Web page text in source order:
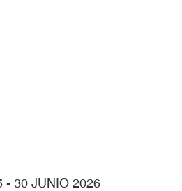
- 30 JUNIO 2026